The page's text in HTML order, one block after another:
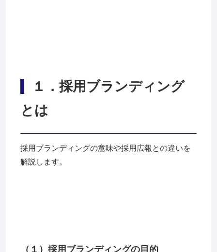
１ ．採用ブランディング
とは
採用ブランディングの意味や採用広報との違いを
解説します。
（１）採用ブランディングの目的